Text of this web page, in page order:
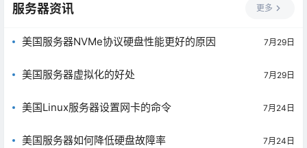
服务器资讯 更多
美国服务器NVMe协议硬盘性能更好的原因 7月29日
美国服务器虚拟化的好处 7月29日
美国Linux服务器设置网卡的命令 7月24日
美国服务器如何降低硬盘故障率 7月24日